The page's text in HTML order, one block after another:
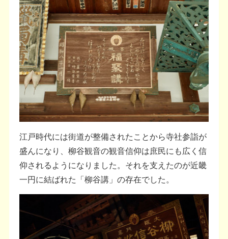
江戸時代には街道が整備されたことから寺社参詣が
盛んになり、柳谷観音の観音信仰は庶民にも広く信
仰されるようになりました。それを支えたのが近畿
一円に結ばれた「柳谷講」の存在でした。